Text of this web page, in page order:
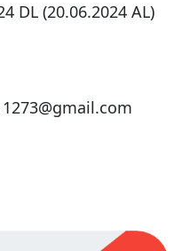
DL (20.06.2024 AL)